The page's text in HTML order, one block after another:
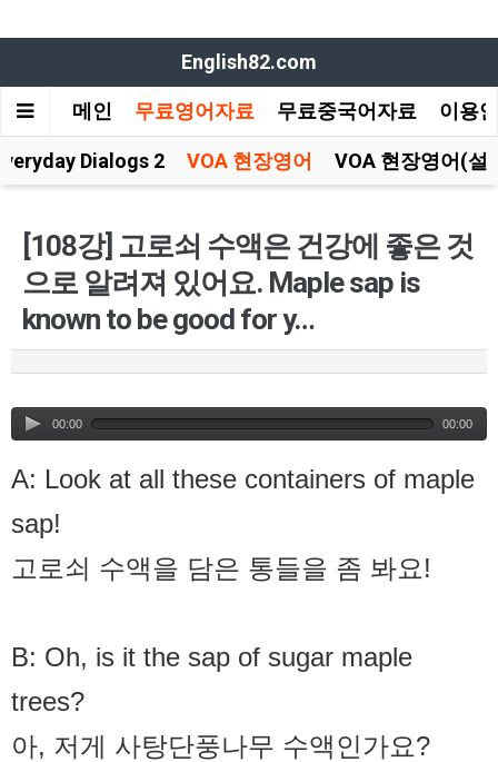
English82.com
메인 무료영어자료 무료중국어자료 이용
Dialogs 2 VOA 현장영어 VOA 현장영어(설
[108강] 고로쇠 수액은 건강에 좋은 것
으로 알려져 있어요. Maple sap is
known to be good for y…
00:00 00:00
A: Look at all these containers of maple
sap!
고로쇠 수액을 담은 통들을 좀 봐요!
B: Oh, is it the sap of sugar maple
trees?
아, 저게 사탕단풍나무 수액인가요?